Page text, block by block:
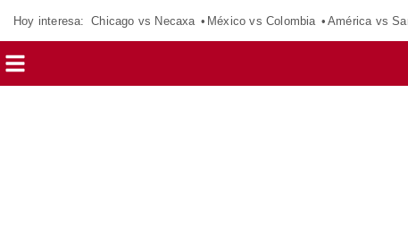
Hoy interesa: Chicago vs Necaxa México vs Colombia América vs